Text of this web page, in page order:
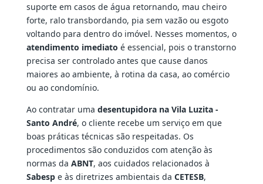
suporte em casos de água retornando, mau cheiro
forte, ralo transbordando, pia sem vazão ou esgoto
voltando para dentro do imóvel. Nesses momentos, o
atendimento imediato é essencial, pois o transtorno
precisa ser controlado antes que cause danos
maiores ao ambiente, à rotina da casa, ao comércio
ou ao condomínio.
Ao contratar uma desentupidora na Vila Luzita -
Santo André, o cliente recebe um serviço em que
boas práticas técnicas são respeitadas. Os
procedimentos são conduzidos com atenção às
normas da ABNT, aos cuidados relacionados à
Sabespe às diretrizes ambientais da CETESB,